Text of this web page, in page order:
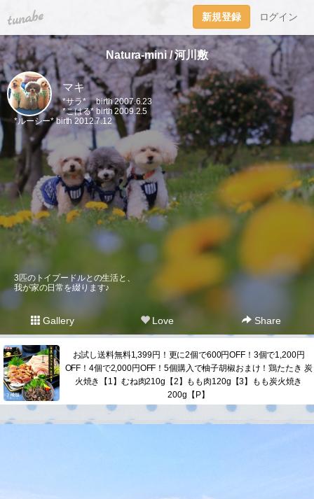
tuna.be 新規登録 ログイン
Natura-mini / 河川敷
マキ
*サラ* birth 2007.6.23
*こはる* birth 2009.2.5
*ルーシー* birth 2012.7.12
3匹のトイプードルとの生活と、
我が家の日常を綴ります♪
Gallery Love Share
お試し送料無料1,399円！更に2個で600円OFF！3個で1,200円
OFF！4個で2,000円OFF！5個購入で柚子胡椒おまけ！鶏たたき 炭
火焼き【1】むね肉210g【2】もも肉120g【3】もも炭火焼き
200g【P】